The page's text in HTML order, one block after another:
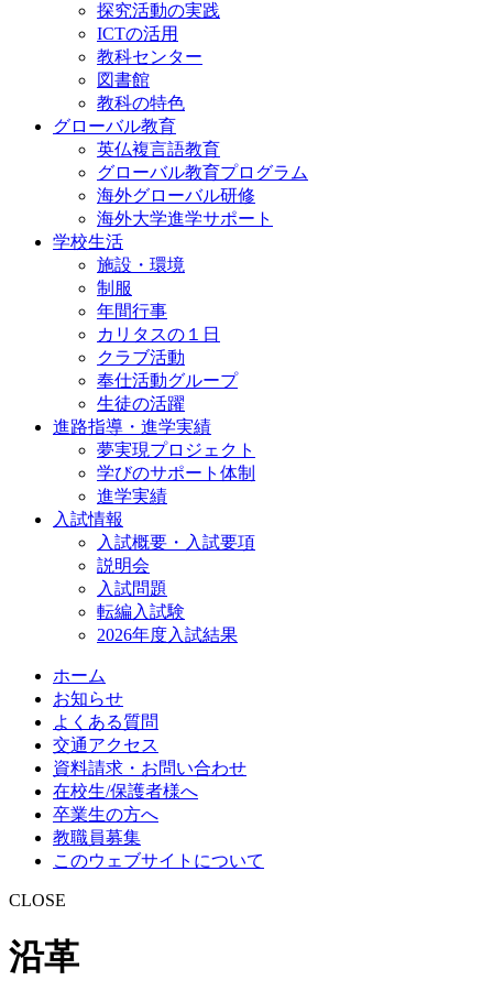
探究活動の実践
ICTの活用
教科センター
図書館
教科の特色
グローバル教育
英仏複言語教育
グローバル教育プログラム
海外グローバル研修
海外大学進学サポート
学校生活
施設・環境
制服
年間行事
カリタスの１日
クラブ活動
奉仕活動グループ
生徒の活躍
進路指導・進学実績
夢実現プロジェクト
学びのサポート体制
進学実績
入試情報
入試概要・入試要項
説明会
入試問題
転編入試験
2026年度入試結果
ホーム
お知らせ
よくある質問
交通アクセス
資料請求・お問い合わせ
在校生/保護者様へ
卒業生の方へ
教職員募集
このウェブサイトについて
CLOSE
沿革